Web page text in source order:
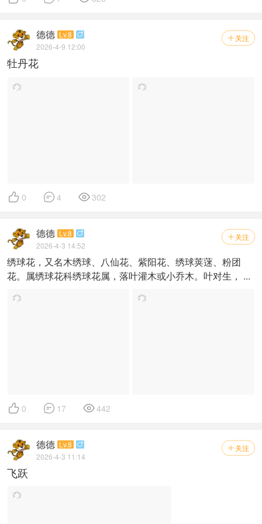
 关注
德德 Lv.8 
2026-4-9 12:00
牡丹花
 0  4 302
 关注
德德 Lv.8 
2026-4-3 14:52
绣球花，又名木绣球、八仙花、紫阳花、绣球荚蒾、粉团
花。属绣球花科绣球花属，落叶灌木或小乔木。叶对生， ...
 0  17 442
 关注
德德 Lv.8 
2026-4-3 11:14
飞跃